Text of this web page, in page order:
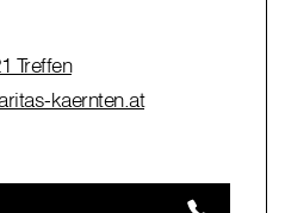
Treffen
kaernten.at